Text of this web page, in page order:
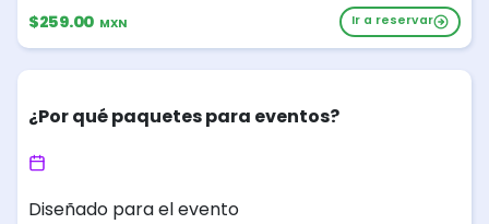
$259.00 MXN Ir a reservar
¿Por qué paquetes para eventos?
Diseñado para el evento